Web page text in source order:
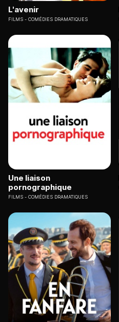
L'avenir
FILMS COMÉDIES DRAMATIQUES
Une liaison
pornographique
FILMS COMÉDIES DRAMATIQUES